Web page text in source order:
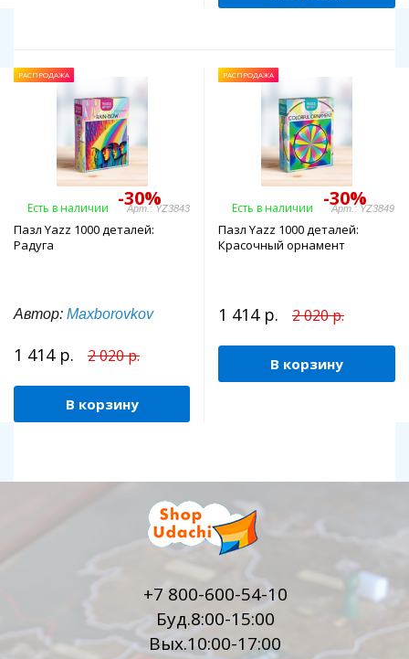
РАСПРОДАЖА
-30%
Есть в наличии Арт.: YZ3843
Пазл Yazz 1000 деталей:
Радуга
Автор: Maxborovkov
1 414 р. 2 020 р.
В корзину
РАСПРОДАЖА
-30%
Есть в наличии Арт.: YZ3849
Пазл Yazz 1000 деталей:
Красочный орнамент
1 414 р. 2 020 р.
В корзину
+7 800-600-54-10
Буд.8:00-15:00
Вых.10:00-17:00